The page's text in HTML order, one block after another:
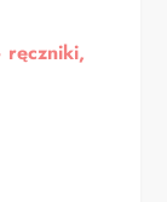
ręczniki,